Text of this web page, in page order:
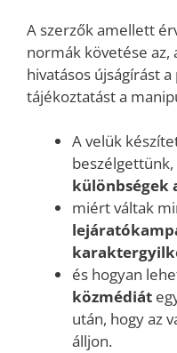
A szerzők amellett
normák követése
hivatásos újságírást
tájékoztatást a
A velük
beszélgettünk,
különbségek
miért váltak
és hogyan
közmédiát
után, hogy az
álljon.